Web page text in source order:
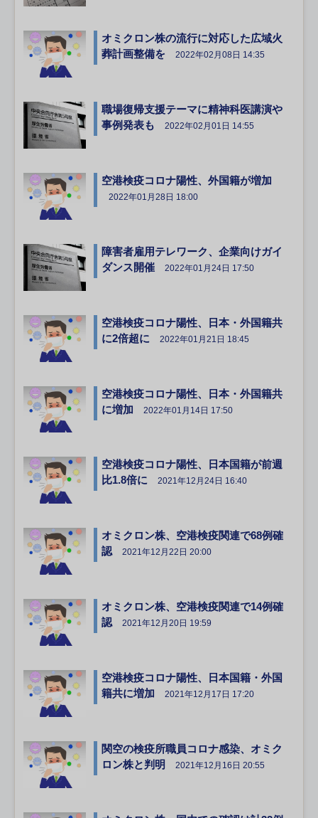
オミクロン株の流行に対応した広域火
葬計画整備を
2022年02月08日 14:35
職場復帰支援テーマに精神科医講演や
事例発表も
2022年02月01日 14:55
空港検疫コロナ陽性、外国籍が増加
2022年01月28日 18:00
障害者雇用テレワーク、企業向けガイ
ダンス開催
2022年01月24日 17:50
空港検疫コロナ陽性、日本・外国籍共
に2倍超に
2022年01月21日 18:45
空港検疫コロナ陽性、日本・外国籍共
に増加
2022年01月14日 17:50
空港検疫コロナ陽性、日本国籍が前週
比1.8倍に
2021年12月24日 16:40
オミクロン株、空港検疫関連で68例確
認
2021年12月22日 20:00
オミクロン株、空港検疫関連で14例確
認
2021年12月20日 19:59
空港検疫コロナ陽性、日本国籍・外国
籍共に増加
2021年12月17日 17:20
関空の検疫所職員コロナ感染、オミク
ロン株と判明
2021年12月16日 20:55